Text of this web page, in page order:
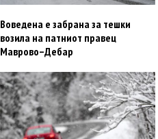
Воведена e забрана за тешки
возила на патниот правец
Маврово–Дебар